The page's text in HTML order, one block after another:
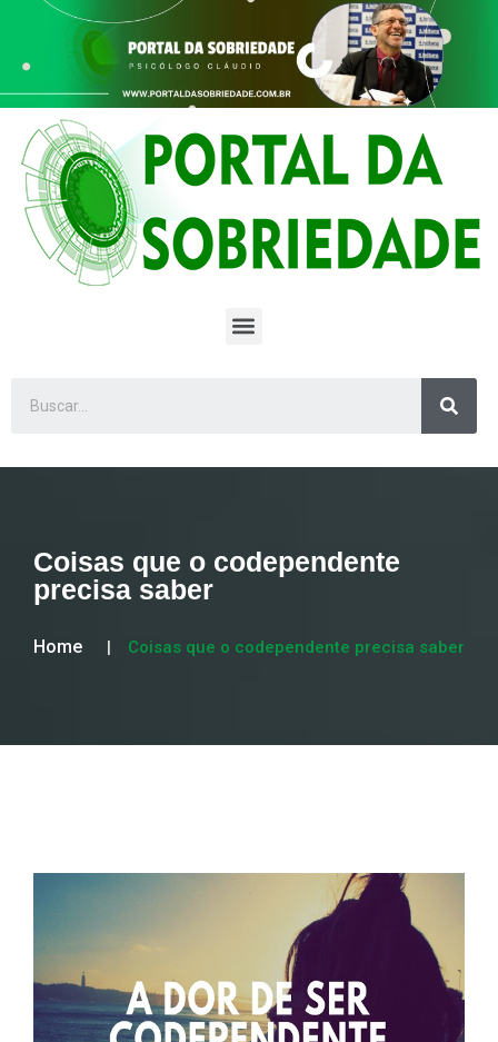
Coisas que o codependente
precisa saber
Home Coisas que o codependente precisa saber